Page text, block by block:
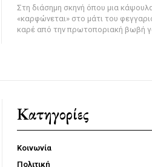
Στη διάσημη σκηνή όπου μια
«καρφώνεται» στο μάτι του
καρέ από την πρωτοποριακή βωβή
Κατηγορίες
Κοινωνία
Πολιτική